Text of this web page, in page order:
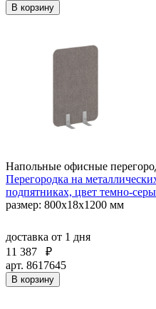
В корзину
Напольные офисные
Перегородка на
подпятниках, цвет темно-
размер: 800x18x1200 мм
доставка от 1 дня
11 387
₽
арт. 8617645
В корзину